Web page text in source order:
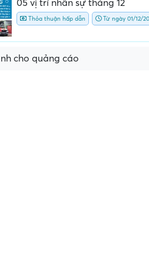
05 vị trí nhân sự tháng 12
Thỏa thuận hấp dẫn Từ ngày 01/12/
cho quảng cáo